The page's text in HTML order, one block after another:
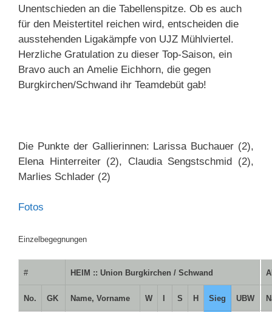
Unentschieden an die Tabellenspitze. Ob es auch
für den Meistertitel reichen wird, entscheiden die
ausstehenden Ligakämpfe von UJZ Mühlviertel.
Herzliche Gratulation zu dieser Top-Saison, ein
Bravo auch an Amelie Eichhorn, die gegen
Burgkirchen/Schwand ihr Teamdebüt gab!
Die Punkte der Gallierinnen: Larissa Buchauer (2),
Elena Hinterreiter (2), Claudia Sengstschmid (2),
Marlies Schlader (2)
Fotos
Einzelbegegnungen
# HEIM :: Union Burgkirchen / Schwand
No. GK Name, Vorname W S H Sieg UBW